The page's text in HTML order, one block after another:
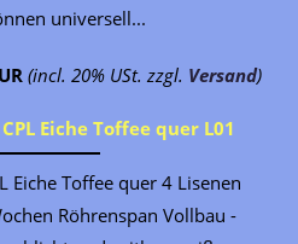
universell...
(incl. 20% USt. zzgl. Versand)
Eiche Toffee quer L01
Eiche Toffee quer 4 Lisenen
Röhrenspan Vollbau -